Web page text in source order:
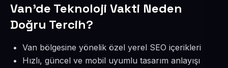
Van’de Teknoloji Vakti Neden
Doğru Tercih?
Van bölgesine yönelik özel yerel SEO içerikleri
Hızlı, güncel ve mobil uyumlu tasarım anlayışı